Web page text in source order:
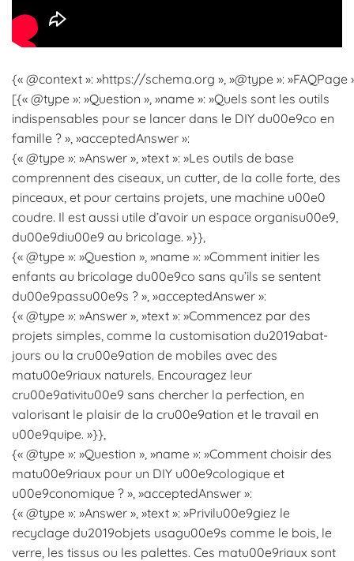
{« @context »: »https://schema.org », »@type »: »FAQPage
[{« @type »: »Question », »name »: »Quels sont les outils
indispensables pour se lancer dans le DIY du00e9co en
famille ? », »acceptedAnswer »:
{« @type »: »Answer », »text »: »Les outils de base
comprennent des ciseaux, un cutter, de la colle forte, des
pinceaux, et pour certains projets, une machine u00e0
coudre. Il est aussi utile d’avoir un espace organisu00e9,
du00e9diu00e9 au bricolage. »}},
{« @type »: »Question », »name »: »Comment initier les
enfants au bricolage du00e9co sans qu’ils se sentent
du00e9passu00e9s ? », »acceptedAnswer »:
{« @type »: »Answer », »text »: »Commencez par des
projets simples, comme la customisation du2019abat-
jours ou la cru00e9ation de mobiles avec des
matu00e9riaux naturels. Encouragez leur
cru00e9ativitu00e9 sans chercher la perfection, en
valorisant le plaisir de la cru00e9ation et le travail en
u00e9quipe. »}},
{« @type »: »Question », »name »: »Comment choisir des
matu00e9riaux pour un DIY u00e9cologique et
u00e9conomique ? », »acceptedAnswer »:
{« @type »: »Answer », »text »: »Privilu00e9giez le
recyclage du2019objets usagu00e9s comme le bois, le
verre, les tissus ou les palettes. Ces matu00e9riaux sont